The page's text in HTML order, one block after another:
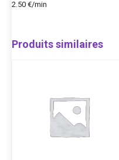
2.50 €/min
Produits similaires